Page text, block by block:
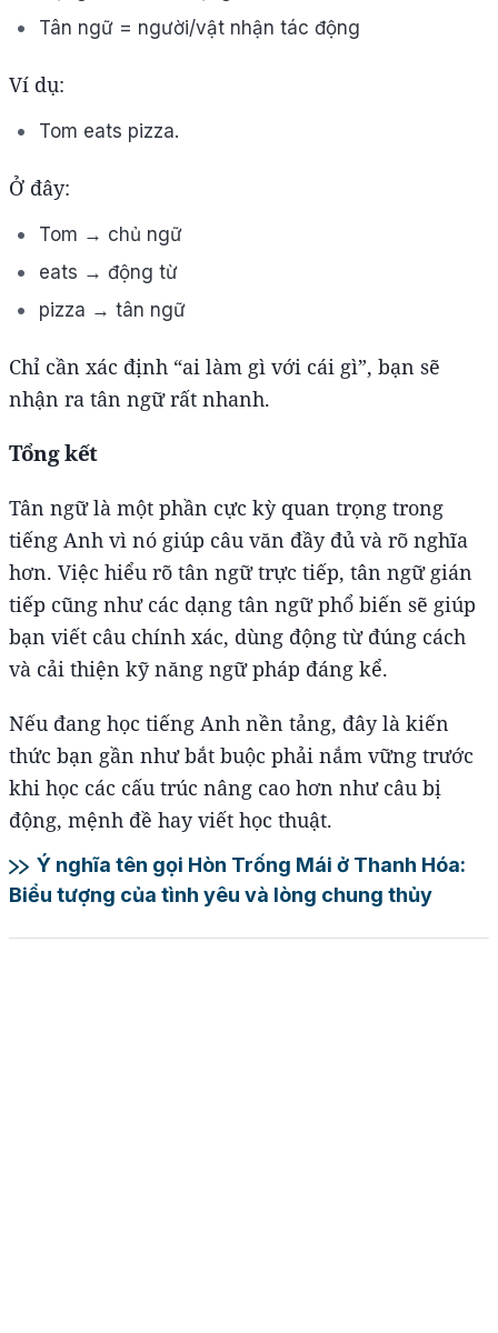
Tân ngữ = người/vật nhận tác động
Ví dụ:
Tom eats pizza.
Ở đây:
Tom → chủ ngữ
eats → động từ
pizza → tân ngữ
Chỉ cần xác định “ai làm gì với cái gì”, bạn sẽ
nhận ra tân ngữ rất nhanh.
Tổng kết
Tân ngữ là một phần cực kỳ quan trọng trong
tiếng Anh vì nó giúp câu văn đầy đủ và rõ nghĩa
hơn. Việc hiểu rõ tân ngữ trực tiếp, tân ngữ gián
tiếp cũng như các dạng tân ngữ phổ biến sẽ giúp
bạn viết câu chính xác, dùng động từ đúng cách
và cải thiện kỹ năng ngữ pháp đáng kể.
Nếu đang học tiếng Anh nền tảng, đây là kiến
thức bạn gần như bắt buộc phải nắm vững trước
khi học các cấu trúc nâng cao hơn như câu bị
động, mệnh đề hay viết học thuật.
Ý nghĩa tên gọi Hòn Trống Mái ở Thanh Hóa:
Biểu tượng của tình yêu và lòng chung thủy